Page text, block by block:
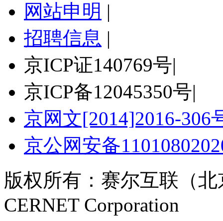
网站申明 |
招聘信息 |
京ICP证140769号|
京ICP备12045350号|
京网文[2014]2016-306
京公网安备
版权所有：赛尔互联（
CERNET Corporation